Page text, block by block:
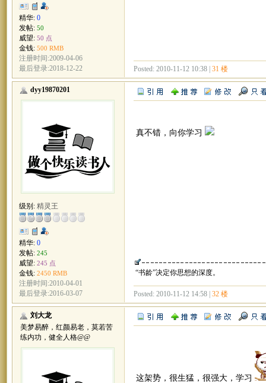
精华: 0
发帖: 50
威望: 50 点
金钱: 500 RMB
注册时间:2009-04-06
最后登录:2018-12-22
Posted: 2010-11-12 10:38 | 31 楼
dyy19870201
级别: 精灵王
精华: 0
发帖: 245
威望: 245 点
金钱: 2450 RMB
注册时间:2010-04-01
最后登录:2016-03-07
真不错，向你学习
“书龄”决定你思想的深度。
Posted: 2010-11-12 14:58 | 32 楼
刘大龙
美梦易醉，红颜易老，莫若苦
练内功，健全人格@@
这架势，很生猛，很强大，学习